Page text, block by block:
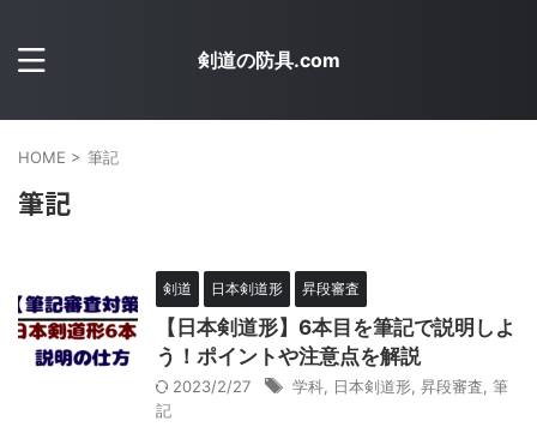
剣道の防具.com
HOME > 筆記
筆記
剣道 日本剣道形 昇段審査
【日本剣道形】6本目を筆記で説明しよ
う！ポイントや注意点を解説
2023/2/27 学科 日本剣道形 昇段審査 筆
記